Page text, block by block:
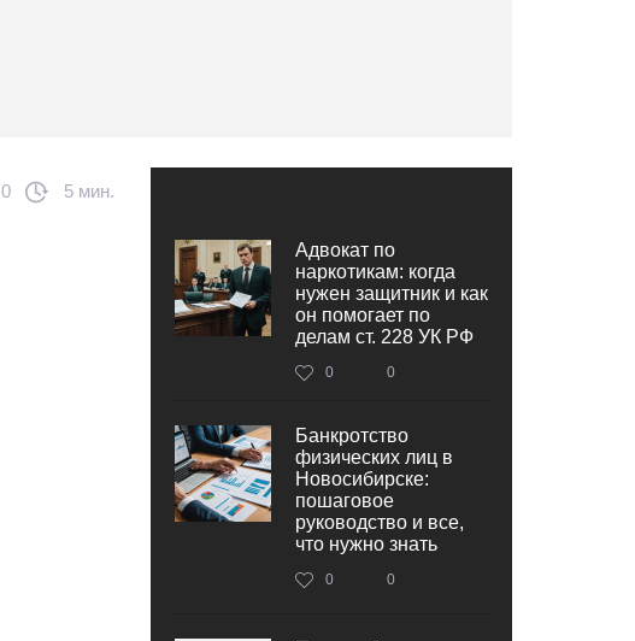
0 5 мин.
Адвокат по
наркотикам: когда
нужен защитник и как
он помогает по
делам ст. 228 УК РФ
0 0
Банкротство
физических лиц в
Новосибирске:
пошаговое
руководство и все,
что нужно знать
0 0